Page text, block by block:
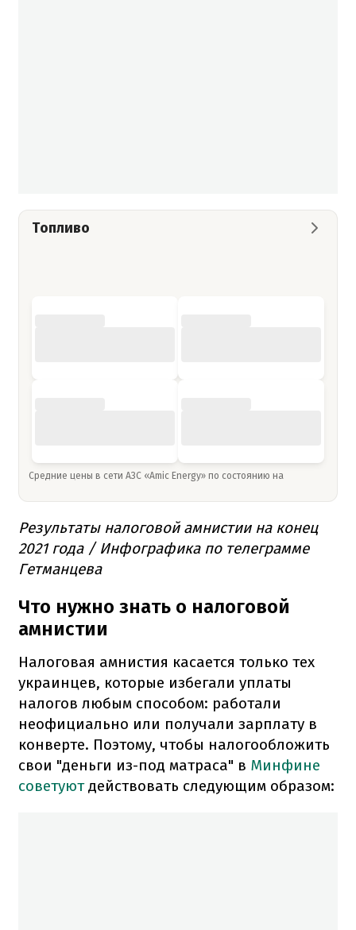
Топливо
Средние цены в сети АЗС «Amic Energy» по состоянию на
Результаты налоговой амнистии на конец
2021 года / Инфографика по телеграмме
Гетманцева
Что нужно знать о налоговой
амнистии
Налоговая амнистия касается только тех
украинцев, которые избегали уплаты
налогов любым способом: работали
неофициально или получали зарплату в
конверте. Поэтому, чтобы налогообложить
свои "деньги из-под матраса" в Минфине
советуютдействовать следующим образом: